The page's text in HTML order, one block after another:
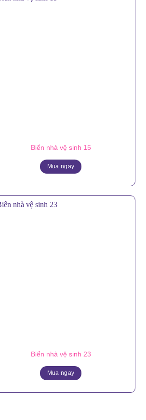
Biển nhà vệ sinh 15
Mua ngay
Biển nhà vệ sinh 23
Mua ngay